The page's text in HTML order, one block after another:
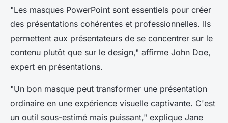
"Les masques PowerPoint sont essentiels pour créer
des présentations cohérentes et professionnelles. Ils
permettent aux présentateurs de se concentrer sur le
contenu plutôt que sur le design," affirme John Doe,
expert en présentations.
"Un bon masque peut transformer une présentation
ordinaire en une expérience visuelle captivante. C'est
un outil sous-estimé mais puissant," explique Jane